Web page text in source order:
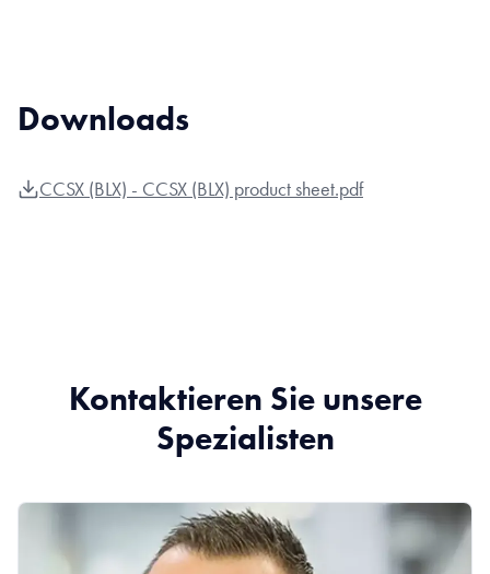
Downloads
CCSX (BLX) - CCSX (BLX) product sheet.pdf
Kontaktieren Sie unsere
Spezialisten